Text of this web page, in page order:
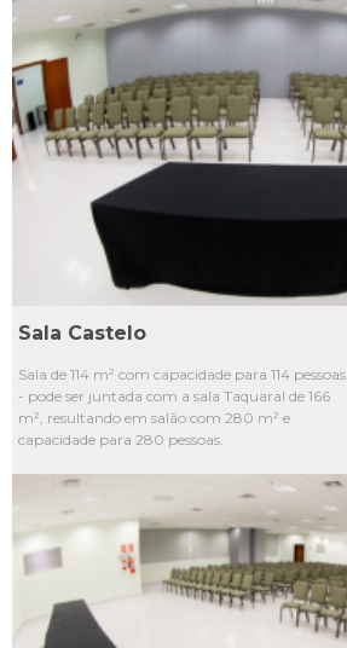
L2
L3
L4
Sala Castelo
Sala de 114 m² com capacidade para 114 pessoas
- pode ser juntada com a sala Taquaral de 166
m², resultando em salão com 280 m² e
capacidade para 280 pessoas.
L3
L4